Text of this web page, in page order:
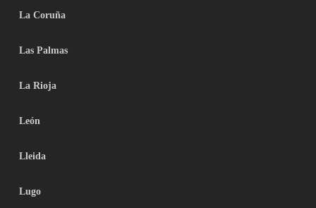
La Coruña
Las Palmas
La Rioja
León
Lleida
Lugo